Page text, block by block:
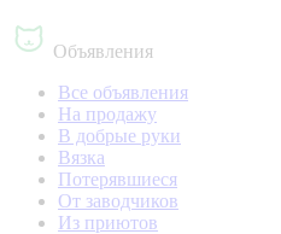
Объявления
Все объявления
На продажу
В добрые руки
Вязка
Потерявшиеся
От заводчиков
Из приютов